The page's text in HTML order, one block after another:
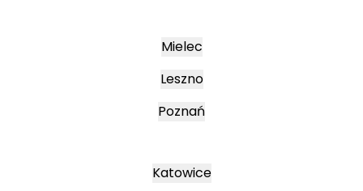
Mielec
Leszno
Poznań
Katowice